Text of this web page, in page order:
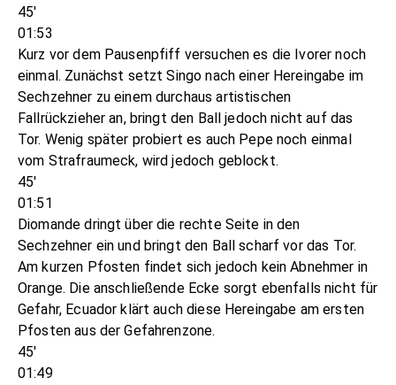
45'
01:53
Kurz vor dem Pausenpfiff versuchen es die Ivorer noch
einmal. Zunächst setzt Singo nach einer Hereingabe im
Sechzehner zu einem durchaus artistischen
Fallrückzieher an, bringt den Ball jedoch nicht auf das
Tor. Wenig später probiert es auch Pepe noch einmal
vom Strafraumeck, wird jedoch geblockt.
45'
01:51
Diomande dringt über die rechte Seite in den
Sechzehner ein und bringt den Ball scharf vor das Tor.
Am kurzen Pfosten findet sich jedoch kein Abnehmer in
Orange. Die anschließende Ecke sorgt ebenfalls nicht für
Gefahr, Ecuador klärt auch diese Hereingabe am ersten
Pfosten aus der Gefahrenzone.
45'
01:49